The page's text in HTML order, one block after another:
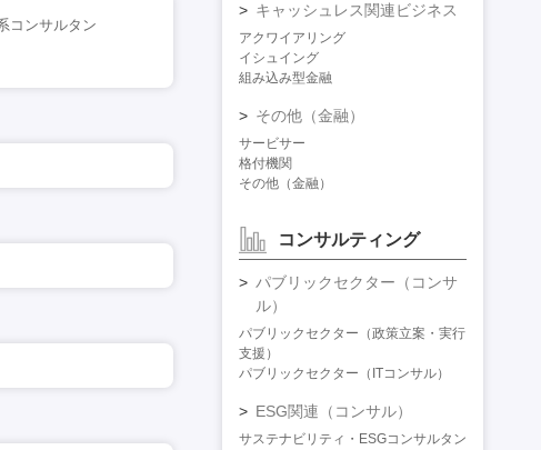
コンサルタン
キャッシュレス関連ビジネス
アクワイアリング
イシュイング
組み込み型金融
その他（金融）
サービサー
格付機関
その他（金融）
コンサルティング
パブリックセクター（コンサ
ル）
パブリックセクター（政策立案・実行
支援）
パブリックセクター（ITコンサル）
ESG関連（コンサル）
サステナビリティ・ESGコンサルタン